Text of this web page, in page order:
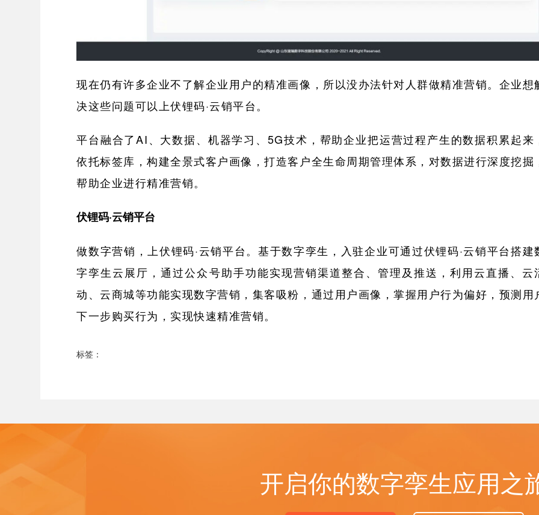
现在仍有许多企业不了解企业用户的精准画像，所以没办法针对人群做精准营销。企业想
决这些问题可以上伏锂码·云销平台。
平台融合了AI、大数据、机器学习、5G技术，帮助企业把运营过程产生的数据积累起来
依托标签库，构建全景式客户画像，打造客户全生命周期管理体系，对数据进行深度挖掘
帮助企业进行精准营销。
伏锂码·云销平台
做数字营销，上伏锂码·云销平台。基于数字孪生，入驻企业可通过伏锂码·云销平台搭建
字孪生云展厅，通过公众号助手功能实现营销渠道整合、管理及推送，利用云直播、云
动、云商城等功能实现数字营销，集客吸粉，通过用户画像，掌握用户行为偏好，预测用
下一步购买行为，实现快速精准营销。
标签：
开启你的数字孪生应用之